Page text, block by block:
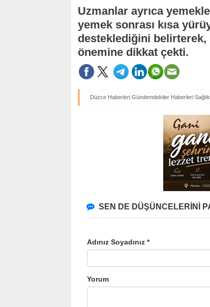
Uzmanlar ayrıca
yemek sonrası kısa
desteklediğini belirterek,
önemine dikkat çekti.
Düzce Haberleri Gündemdekiler Haberleri
SEN DE DÜŞÜNCELERİNİ
Adınız Soyadınız *
Yorum